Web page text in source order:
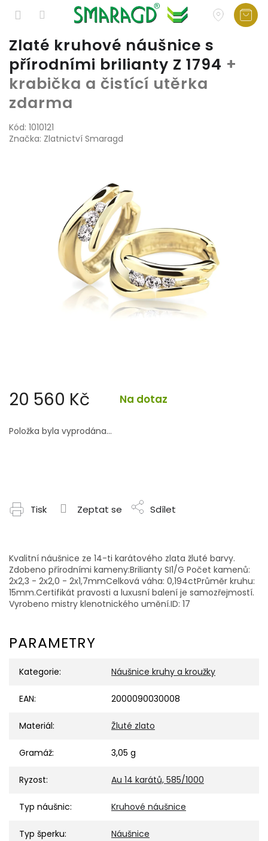
Přejít
na
obsah
Zlaté kruhové náušnice s
přírodními brilianty Z 1794 +
krabička a čistící utěrka
zdarma
Kód: 1010121
Značka: Zlatnictví Smaragd
20 560 Kč Na dotaz
cena:
Položka byla vyprodána…
Tisk Zeptat se Sdílet
Kvalitní náušnice ze 14-ti karátového zlata žluté barvy.
Zdobeno přírodními kameny:Brilianty SI1/G Počet kamenů:
2x2,3 - 2x2,0 - 2x1,7mmCelková váha: 0,194ctPrůměr kruhu:
15mm.Certifikát pravosti a luxusní balení je samozřejmostí.
Vyrobeno mistry klenotnického umění.ID: 17
PARAMETRY
Kategorie: Náušnice kruhy a kroužky
EAN: 2000090030008
Materiál: Žluté zlato
Gramáž: 3,05 g
Ryzost: Au 14 karátů, 585/1000
Typ náušnic: Kruhové náušnice
Typ šperku: Náušnice